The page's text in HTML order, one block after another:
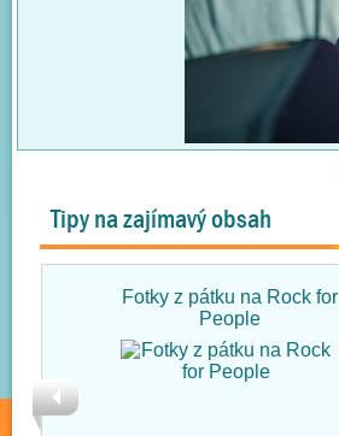
Tipy na zajímavý obsah
Fotky z pátku na Rock for
People